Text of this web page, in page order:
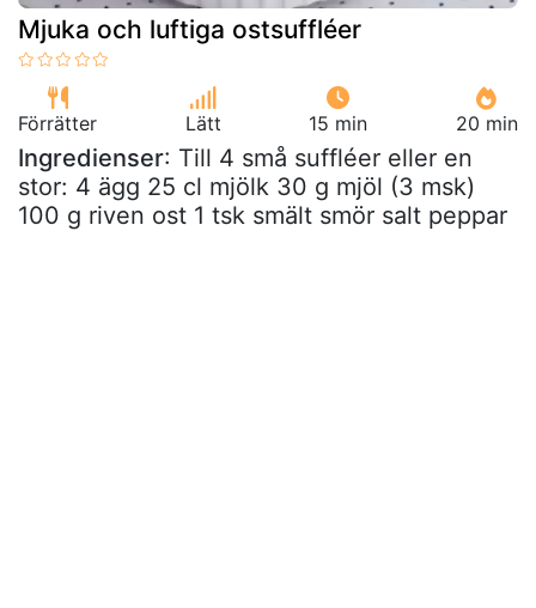
Mjuka och luftiga ostsuffléer
Förrätter Lätt 15 min 20 min
Ingredienser: Till 4 små suffléer eller en
stor: 4 ägg 25 cl mjölk 30 g mjöl (3 msk)
100 g riven ost 1 tsk smält smör salt peppar